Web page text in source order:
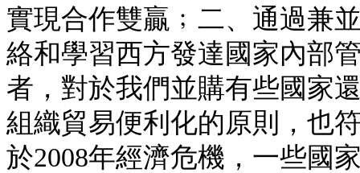
實現合作雙贏﹔二、通過兼
絡和學習西方發達國家內部
者，對於我們並購有些國家
組織貿易便利化的原則，也
於2008年經濟危機，一些國